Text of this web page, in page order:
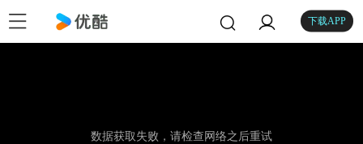
下载APP
数据获取失败，请检查网络之后重试